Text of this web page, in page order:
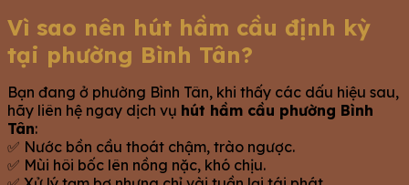
Vì sao nên hút hầm cầu định kỳ
tại phường Bình Tân?
Bạn đang ở phường Bình Tân, khi thấy các dấu hiệu sau,
hãy liên hệ ngay dịch vụ hút hầm cầu phường Bình
Tân:
✅ Nước bồn cầu thoát chậm, trào ngược.
✅ Mùi hôi bốc lên nồng nặc, khó chịu.